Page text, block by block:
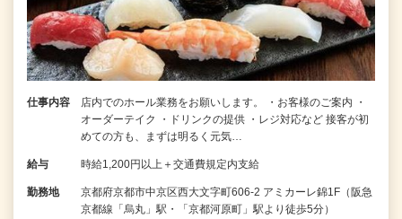
仕事内容
店内でのホール業務をお願いします。 ・お客様のご案内 ・
オーダーテイク ・ドリンクの提供 ・レジ対応など 接客が初
めての方も、まずは明るく元気…
給与 時給1,200円以上＋交通費規定内支給
勤務地
京都府京都市中京区西大文字町606-2 アミカーレ錦1F（阪急
京都線「烏丸」駅・「京都河原町」駅より徒歩5分）